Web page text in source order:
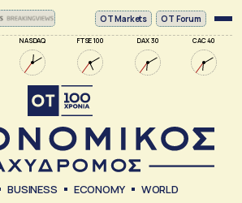
NASDAQ FTSE 100 DAX 30 CAC 40
ΟΤ Markets OT Forum
BUSINESS ECONOMY WORLD